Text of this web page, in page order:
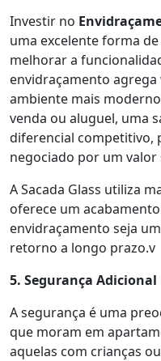
Investir no
uma excelente forma
melhorar a
envidraçamento
ambiente mais
venda ou aluguel, uma
diferencial competitivo,
negociado por um valor
A Sacada Glass utiliza
oferece um
envidraçamento seja
retorno a longo prazo.v
5. Segurança Adicional
A segurança é uma
que moram em
aquelas com crianças